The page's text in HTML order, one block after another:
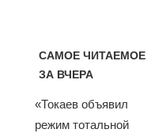
САМОЕ ЧИТАЕМОЕ
ЗА ВЧЕРА
«Токаев объявил
режим тотальной